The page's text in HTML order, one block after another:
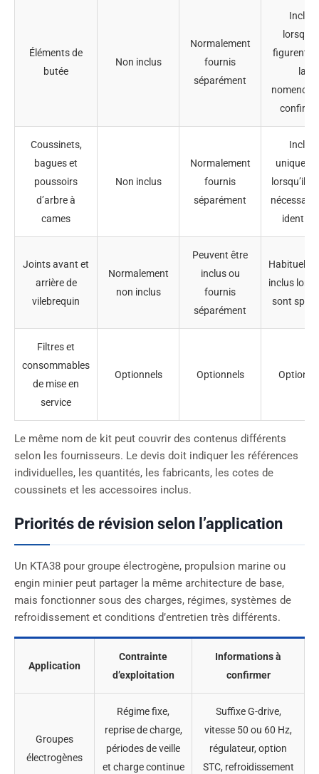
Éléments de
butée
Non inclus
Normalement
fournis
séparément
Inclus
figurent
la
Coussinets,
bagues et
poussoirs
d’arbre à
cames
Non inclus
Normalement
fournis
séparément
Inclus
lorsqu’ils
Joints avant et
arrière de
vilebrequin
Normalement
non inclus
Peuvent être
inclus ou
fournis
séparément
inclus
sont
Filtres et
consommables
de mise en
service
Optionnels Optionnels
Le même nom de kit peut couvrir des contenus différents
selon les fournisseurs. Le devis doit indiquer les références
individuelles, les quantités, les fabricants, les cotes de
coussinets et les accessoires inclus.
Priorités de révision selon l’application
Un KTA38 pour groupe électrogène, propulsion marine ou
engin minier peut partager la même architecture de base,
mais fonctionner sous des charges, régimes, systèmes de
refroidissement et conditions d’entretien très différents.
Application
Contrainte
d’exploitation
Informations à
confirmer
Groupes
électrogènes
Régime fixe,
reprise de charge,
périodes de veille
et charge continue
Suffixe G-drive,
vitesse 50 ou 60 Hz,
régulateur, option
STC, refroidissement